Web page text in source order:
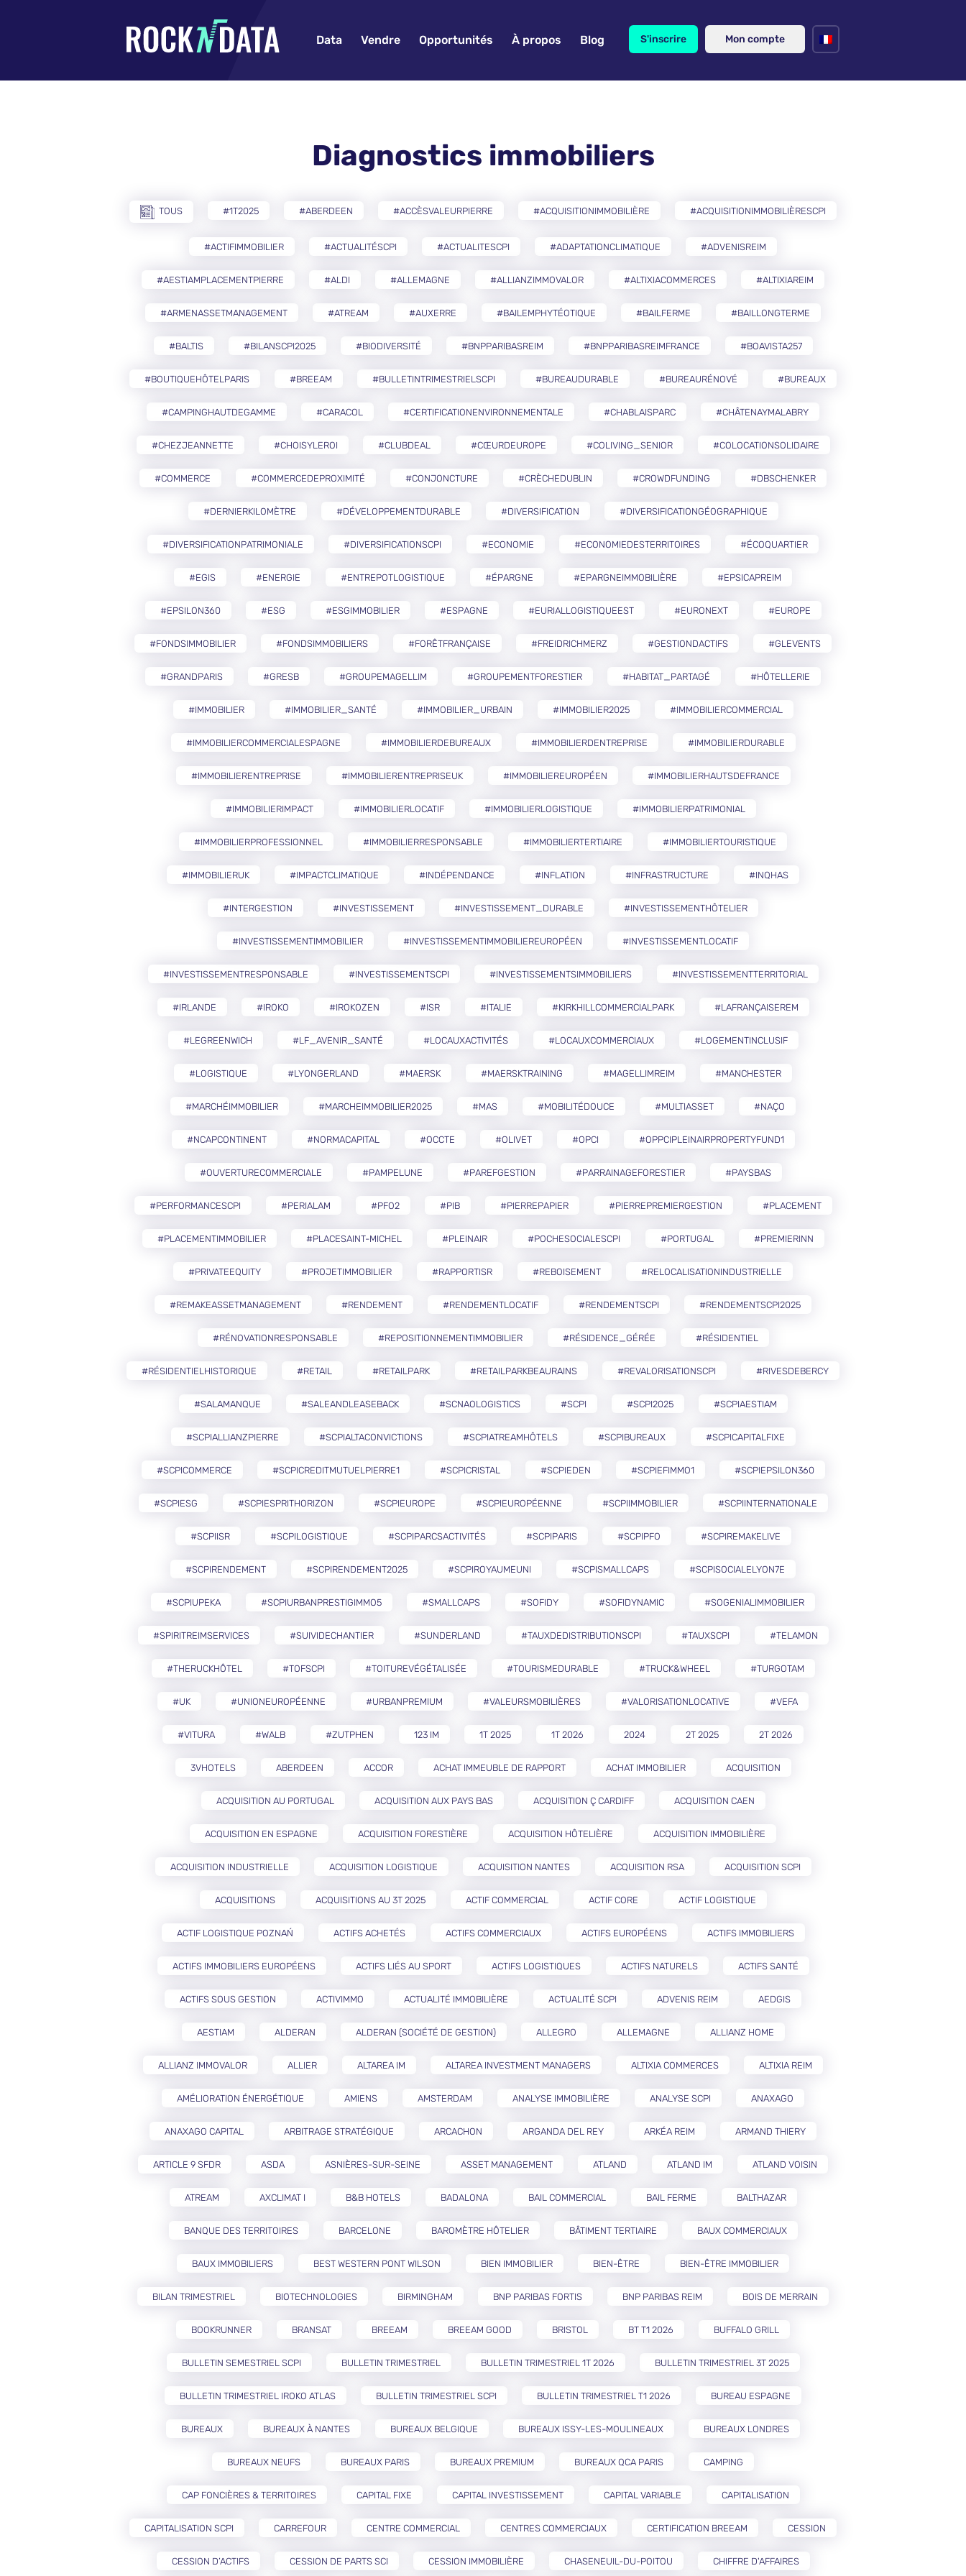
Data Vendre Opportunités À propos Blog S'inscrire Mon compte
Diagnostics immobiliers
TOUS #1T2025 #ABERDEEN #ACCÈSVALEURPIERRE #ACQUISITIONIMMOBILIÈRE #ACQUISITIONIMMOBILIÈRESCPI
#ACTIFIMMOBILIER #ACTUALITÉSCPI #ACTUALITESCPI #ADAPTATIONCLIMATIQUE #ADVENISREIM
#AESTIAMPLACEMENTPIERRE #ALDI #ALLEMAGNE #ALLIANZIMMOVALOR #ALTIXIACOMMERCES #ALTIXIAREIM
#ARMENASSETMANAGEMENT #ATREAM #AUXERRE #BAILEMPHYTÉOTIQUE #BAILFERME #BAILLONGTERME
#BALTIS #BILANSCPI2025 #BIODIVERSITÉ #BNPPARIBASREIM #BNPPARIBASREIMFRANCE #BOAVISTA257
#BOUTIQUEHÔTELPARIS #BREEAM #BULLETINTRIMESTRIELSCPI #BUREAUDURABLE #BUREAURÉNOVÉ #BUREAUX
#CAMPINGHAUTDEGAMME #CARACOL #CERTIFICATIONENVIRONNEMENTALE #CHABLAISPARC #CHÂTENAYMALABRY
#CHEZJEANNETTE #CHOISYLEROI #CLUBDEAL #CŒURDEUROPE #COLIVING_SENIOR #COLOCATIONSOLIDAIRE
#COMMERCE #COMMERCEDEPROXIMITÉ #CONJONCTURE #CRÈCHEDUBLIN #CROWDFUNDING #DBSCHENKER
#DERNIERKILOMÈTRE #DÉVELOPPEMENTDURABLE #DIVERSIFICATION #DIVERSIFICATIONGÉOGRAPHIQUE
#DIVERSIFICATIONPATRIMONIALE #DIVERSIFICATIONSCPI #ECONOMIE #ECONOMIEDESTERRITOIRES #ÉCOQUARTIER
#EGIS #ENERGIE #ENTREPOTLOGISTIQUE #ÉPARGNE #EPARGNEIMMOBILIÈRE #EPSICAPREIM
#EPSILON360 #ESG #ESGIMMOBILIER #ESPAGNE #EURIALLOGISTIQUEEST #EURONEXT #EUROPE
#FONDSIMMOBILIER #FONDSIMMOBILIERS #FORÊTFRANÇAISE #FREIDRICHMERZ #GESTIONDACTIFS #GLEVENTS
#GRANDPARIS #GRESB #GROUPEMAGELLIM #GROUPEMENTFORESTIER #HABITAT_PARTAGÉ #HÔTELLERIE
#IMMOBILIER #IMMOBILIER_SANTÉ #IMMOBILIER_URBAIN #IMMOBILIER2025 #IMMOBILIERCOMMERCIAL
#IMMOBILIERCOMMERCIALESPAGNE #IMMOBILIERDEBUREAUX #IMMOBILIERDENTREPRISE #IMMOBILIERDURABLE
#IMMOBILIERENTREPRISE #IMMOBILIERENTREPRISEUK #IMMOBILIEREUROPÉEN #IMMOBILIERHAUTSDEFRANCE
#IMMOBILIERIMPACT #IMMOBILIERLOCATIF #IMMOBILIERLOGISTIQUE #IMMOBILIERPATRIMONIAL
#IMMOBILIERPROFESSIONNEL #IMMOBILIERRESPONSABLE #IMMOBILIERTERTIAIRE #IMMOBILIERTOURISTIQUE
#IMMOBILIERUK #IMPACTCLIMATIQUE #INDÉPENDANCE #INFLATION #INFRASTRUCTURE #INQHAS
#INTERGESTION #INVESTISSEMENT #INVESTISSEMENT_DURABLE #INVESTISSEMENTHÔTELIER
#INVESTISSEMENTIMMOBILIER #INVESTISSEMENTIMMOBILIEREUROPÉEN #INVESTISSEMENTLOCATIF
#INVESTISSEMENTRESPONSABLE #INVESTISSEMENTSCPI #INVESTISSEMENTSIMMOBILIERS #INVESTISSEMENTTERRITORIAL
#IRLANDE #IROKO #IROKOZEN #ISR #ITALIE #KIRKHILLCOMMERCIALPARK #LAFRANÇAISEREM
#LEGREENWICH #LF_AVENIR_SANTÉ #LOCAUXACTIVITÉS #LOCAUXCOMMERCIAUX #LOGEMENTINCLUSIF
#LOGISTIQUE #LYONGERLAND #MAERSK #MAERSKTRAINING #MAGELLIMREIM #MANCHESTER
#MARCHÉIMMOBILIER #MARCHEIMMOBILIER2025 #MAS #MOBILITÉDOUCE #MULTIASSET #NAÇO
#NCAPCONTINENT #NORMACAPITAL #OCCTE #OLIVET #OPCI #OPPCIPLEINAIRPROPERTYFUND1
#OUVERTURECOMMERCIALE #PAMPELUNE #PAREFGESTION #PARRAINAGEFORESTIER #PAYSBAS
#PERFORMANCESCPI #PERIALAM #PFO2 #PIB #PIERREPAPIER #PIERREPREMIERGESTION #PLACEMENT
#PLACEMENTIMMOBILIER #PLACESAINT-MICHEL #PLEINAIR #POCHESOCIALESCPI #PORTUGAL #PREMIERINN
#PRIVATEEQUITY #PROJETIMMOBILIER #RAPPORTISR #REBOISEMENT #RELOCALISATIONINDUSTRIELLE
#REMAKEASSETMANAGEMENT #RENDEMENT #RENDEMENTLOCATIF #RENDEMENTSCPI #RENDEMENTSCPI2025
#RÉNOVATIONRESPONSABLE #REPOSITIONNEMENTIMMOBILIER #RÉSIDENCE_GÉRÉE #RÉSIDENTIEL
#RÉSIDENTIELHISTORIQUE #RETAIL #RETAILPARK #RETAILPARKBEAURAINS #REVALORISATIONSCPI #RIVESDEBERCY
#SALAMANQUE #SALEANDLEASEBACK #SCNAOLOGISTICS #SCPI #SCPI2025 #SCPIAESTIAM
#SCPIALLIANZPIERRE #SCPIALTACONVICTIONS #SCPIATREAMHÔTELS #SCPIBUREAUX #SCPICAPITALFIXE
#SCPICOMMERCE #SCPICREDITMUTUELPIERRE1 #SCPICRISTAL #SCPIEDEN #SCPIEFIMMO1 #SCPIEPSILON360
#SCPIESG #SCPIESPRITHORIZON #SCPIEUROPE #SCPIEUROPÉENNE #SCPIIMMOBILIER #SCPIINTERNATIONALE
#SCPIISR #SCPILOGISTIQUE #SCPIPARCSACTIVITÉS #SCPIPARIS #SCPIPFO #SCPIREMAKELIVE
#SCPIRENDEMENT #SCPIRENDEMENT2025 #SCPIROYAUMEUNI #SCPISMALLCAPS #SCPISOCIALELYON7E
#SCPIUPEKA #SCPIURBANPRESTIGIMMO5 #SMALLCAPS #SOFIDY #SOFIDYNAMIC #SOGENIALIMMOBILIER
#SPIRITREIMSERVICES #SUIVIDECHANTIER #SUNDERLAND #TAUXDEDISTRIBUTIONSCPI #TAUXSCPI #TELAMON
#THERUCKHÔTEL #TOFSCPI #TOITUREVÉGÉTALISÉE #TOURISMEDURABLE #TRUCK&WHEEL #TURGOTAM
#UK #UNIONEUROPÉENNE #URBANPREMIUM #VALEURSMOBILIÈRES #VALORISATIONLOCATIVE #VEFA
#VITURA #WALB #ZUTPHEN 123 IM 1T 2025 1T 2026 2024 2T 2025 2T 2026
3VHOTELS ABERDEEN ACCOR ACHAT IMMEUBLE DE RAPPORT ACHAT IMMOBILIER ACQUISITION
ACQUISITION AU PORTUGAL ACQUISITION AUX PAYS BAS ACQUISITION Ç CARDIFF ACQUISITION CAEN
ACQUISITION EN ESPAGNE ACQUISITION FORESTIÈRE ACQUISITION HÔTELIÈRE ACQUISITION IMMOBILIÈRE
ACQUISITION INDUSTRIELLE ACQUISITION LOGISTIQUE ACQUISITION NANTES ACQUISITION RSA ACQUISITION SCPI
ACQUISITIONS ACQUISITIONS AU 3T 2025 ACTIF COMMERCIAL ACTIF CORE ACTIF LOGISTIQUE
ACTIF LOGISTIQUE POZNAŃ ACTIFS ACHETÉS ACTIFS COMMERCIAUX ACTIFS EUROPÉENS ACTIFS IMMOBILIERS
ACTIFS IMMOBILIERS EUROPÉENS ACTIFS LIÉS AU SPORT ACTIFS LOGISTIQUES ACTIFS NATURELS ACTIFS SANTÉ
ACTIFS SOUS GESTION ACTIVIMMO ACTUALITÉ IMMOBILIÈRE ACTUALITÉ SCPI ADVENIS REIM AEDGIS
AESTIAM ALDERAN ALDERAN (SOCIÉTÉ DE GESTION) ALLEGRO ALLEMAGNE ALLIANZ HOME
ALLIANZ IMMOVALOR ALLIER ALTAREA IM ALTAREA INVESTMENT MANAGERS ALTIXIA COMMERCES ALTIXIA REIM
AMÉLIORATION ÉNERGÉTIQUE AMIENS AMSTERDAM ANALYSE IMMOBILIÈRE ANALYSE SCPI ANAXAGO
ANAXAGO CAPITAL ARBITRAGE STRATÉGIQUE ARCACHON ARGANDA DEL REY ARKÉA REIM ARMAND THIERY
ARTICLE 9 SFDR ASDA ASNIÈRES-SUR-SEINE ASSET MANAGEMENT ATLAND ATLAND IM ATLAND VOISIN
ATREAM AXCLIMAT I B&B HOTELS BADALONA BAIL COMMERCIAL BAIL FERME BALTHAZAR
BANQUE DES TERRITOIRES BARCELONE BAROMÈTRE HÔTELIER BÂTIMENT TERTIAIRE BAUX COMMERCIAUX
BAUX IMMOBILIERS BEST WESTERN PONT WILSON BIEN IMMOBILIER BIEN-ÊTRE BIEN-ÊTRE IMMOBILIER
BILAN TRIMESTRIEL BIOTECHNOLOGIES BIRMINGHAM BNP PARIBAS FORTIS BNP PARIBAS REIM BOIS DE MERRAIN
BOOKRUNNER BRANSAT BREEAM BREEAM GOOD BRISTOL BT T1 2026 BUFFALO GRILL
BULLETIN SEMESTRIEL SCPI BULLETIN TRIMESTRIEL BULLETIN TRIMESTRIEL 1T 2026 BULLETIN TRIMESTRIEL 3T 2025
BULLETIN TRIMESTRIEL IROKO ATLAS BULLETIN TRIMESTRIEL SCPI BULLETIN TRIMESTRIEL T1 2026 BUREAU ESPAGNE
BUREAUX BUREAUX À NANTES BUREAUX BELGIQUE BUREAUX ISSY-LES-MOULINEAUX BUREAUX LONDRES
BUREAUX NEUFS BUREAUX PARIS BUREAUX PREMIUM BUREAUX QCA PARIS CAMPING
CAP FONCIÈRES & TERRITOIRES CAPITAL FIXE CAPITAL INVESTISSEMENT CAPITAL VARIABLE CAPITALISATION
CAPITALISATION SCPI CARREFOUR CENTRE COMMERCIAL CENTRES COMMERCIAUX CERTIFICATION BREEAM CESSION
CESSION D’ACTIFS CESSION DE PARTS SCI CESSION IMMOBILIÈRE CHASENEUIL-DU-POITOU CHIFFRE D'AFFAIRES